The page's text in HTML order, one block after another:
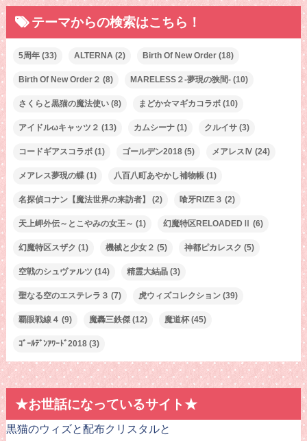
テーマからの検索はこちら！
5周年(33) ALTERNA(2) Birth Of New Order(18)
Birth Of New Order２ (8) MARELESS２-夢現の狭間-(10)
さくらと黒猫の魔法使い(8) まどか☆マギカコラボ(10)
アイドルωキャッツ２ (13) カムシーナ(1) クルイサ(3)
コードギアスコラボ(1) ゴールデン2018(5) メアレスⅣ (24)
メアレス夢現の蝶(1) 八百八町あやかし補物帳(1)
名探偵コナン【魔法世界の来訪者】 (2) 喰牙RIZE３ (2)
天上岬外伝～とこやみの女王～ (1) 幻魔特区RELOADEDⅡ (6)
幻魔特区スザク (1) 機械と少女２ (5) 神都ピカレスク (5)
空戦のシュヴァルツ (14) 精霊大結晶(3)
聖なる空のエステレラ３ (7) 虎ウィズコレクション(39)
覇眼戦線４ (9) 魔轟三鉄傑(12) 魔道杯(45)
ｺﾞｰﾙﾃﾞﾝｱﾜｰﾄﾞ2018(3)
★お世話になっているサイト★
黒猫のウィズと配布クリスタルと